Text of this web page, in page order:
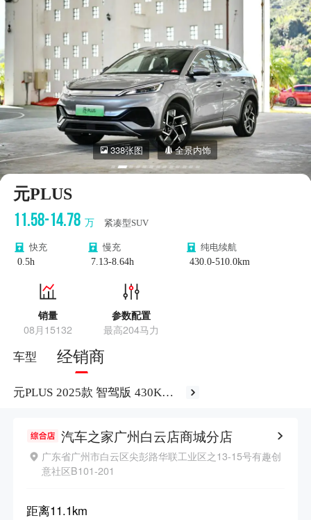
338张图 全景内饰
元PLUS
11.58-14.78 万 紧凑型SUV
快充
0.5h
慢充
7.13-8.64h
纯电续航
430.0-510.0km
销量
08月15132
参数配置
最高204马力
车型 经销商
元PLUS 2025款 智驾版 430KM
汽车之家广州白云店商城分店
广东省广州市白云区尖彭路华联工业区之13-15号有趣创
意社区B101-201
距离11.1km